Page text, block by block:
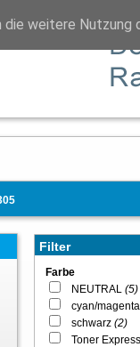
Filter
Farbe
NEUTRAL (5)
cyan/
schwarz (2)
Toner
die weitere